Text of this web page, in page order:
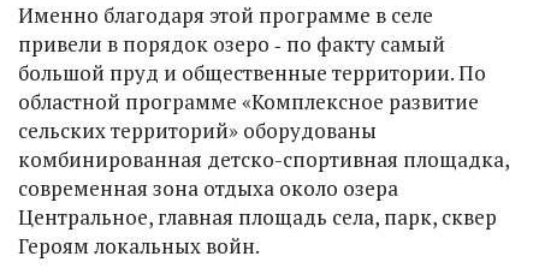
Именно благодаря этой программе в селе
привели в порядок озеро ‑ по факту самый
большой пруд и общественные территории. По
областной программе «Комплексное развитие
сельских территорий» оборудованы
комбинированная детско-спортивная площадка,
современная зона отдыха около озера
Центральное, главная площадь села, парк, сквер
Героям локальных войн.